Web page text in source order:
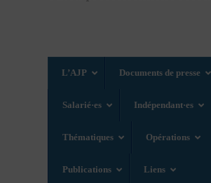
L’AJP Documents de presse
Salarié·es Indépendant·es
Thématiques Opérations
Publications Liens